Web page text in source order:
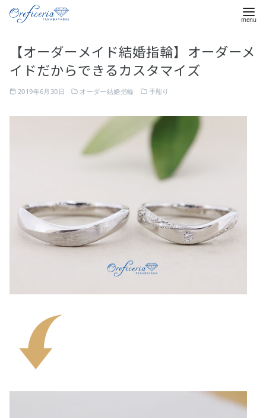
【オーダーメイド結婚指輪】オーダーメ
イドだからできるカスタマイズ
2019年6月30日 オーダー結婚指輪 手彫り